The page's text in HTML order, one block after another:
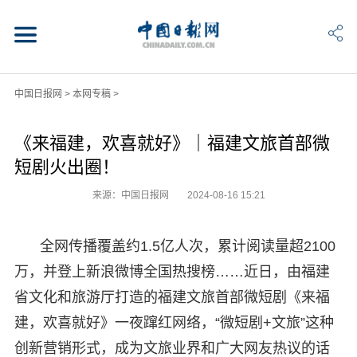
中国日报网 > 本网专稿>
《来福建，欢喜就好》｜福建文旅首部微
短剧火出圈！
来源：中国日报网 2024-08-16 15:21
全网传播覆盖约1.5亿人次，累计阅读量超2100
万，并登上新浪微博全国热搜榜……近日，由福建
省文化和旅游厅打造的福建文旅首部微短剧《来福
建，欢喜就好》一夜蹿红网络，“微短剧+文旅”这种
创新营销形式，成为文旅业界和广大网友热议的话